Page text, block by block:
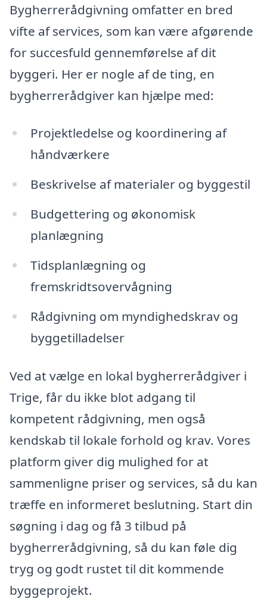
Bygherrerådgivning omfatter en bred
vifte af services, som kan være afgørende
for succesfuld gennemførelse af dit
byggeri. Her er nogle af de ting, en
bygherrerådgiver kan hjælpe med:
Projektledelse og koordinering af
håndværkere
Beskrivelse af materialer og byggestil
Budgettering og økonomisk
planlægning
Tidsplanlægning og
fremskridtsovervågning
Rådgivning om myndighedskrav og
byggetilladelser
Ved at vælge en lokal bygherrerådgiver i
Trige, får du ikke blot adgang til
kompetent rådgivning, men også
kendskab til lokale forhold og krav. Vores
platform giver dig mulighed for at
sammenligne priser og services, så du kan
træffe en informeret beslutning. Start din
søgning i dag og få 3 tilbud på
bygherrerådgivning, så du kan føle dig
tryg og godt rustet til dit kommende
byggeprojekt.